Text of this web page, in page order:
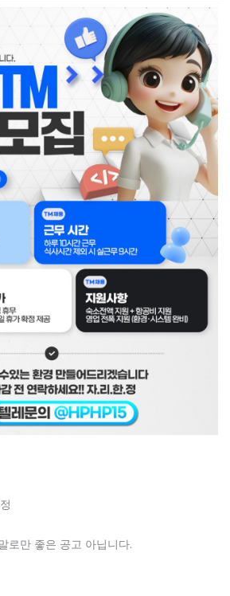
로만 좋은 공고 아닙니다.